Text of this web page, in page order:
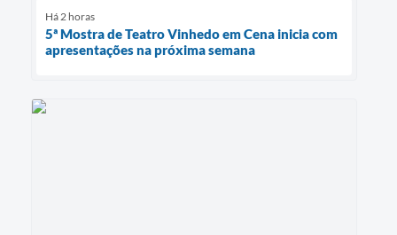
Há 2 horas
5ª Mostra de Teatro Vinhedo em Cena inicia com
apresentações na próxima semana